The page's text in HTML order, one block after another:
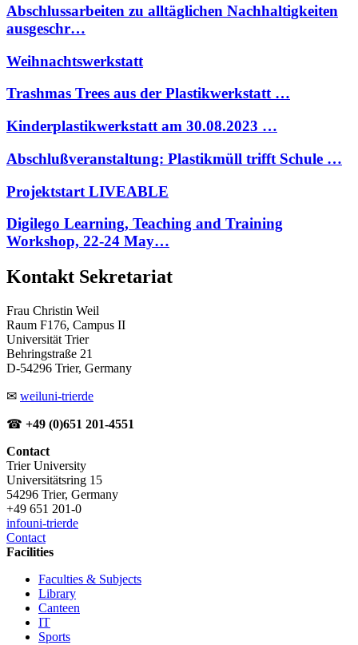
Abschlussarbeiten zu alltäglichen Nachhaltigkeiten
ausgeschr…
Weihnachtswerkstatt
Trashmas Trees aus der Plastikwerkstatt …
Kinderplastikwerkstatt am 30.08.2023 …
Abschlußveranstaltung: Plastikmüll trifft Schule …
Projektstart LIVEABLE
Digilego Learning, Teaching and Training
Workshop, 22-24 May…
Kontakt Sekretariat
Frau Christin Weil
Raum F176, Campus II
Universität Trier
Behringstraße 21
D-54296 Trier, Germany
✉ weiluni-trierde
☎ +49 (0)651 201-4551
Contact
Trier University
Universitätsring 15
54296 Trier, Germany
+49 651 201-0
infouni-trierde
Contact
Facilities
Faculties & Subjects
Library
Canteen
IT
Sports